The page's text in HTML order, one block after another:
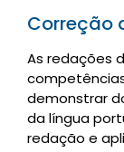
Correção
As redações
demonstrar
da língua
redação e